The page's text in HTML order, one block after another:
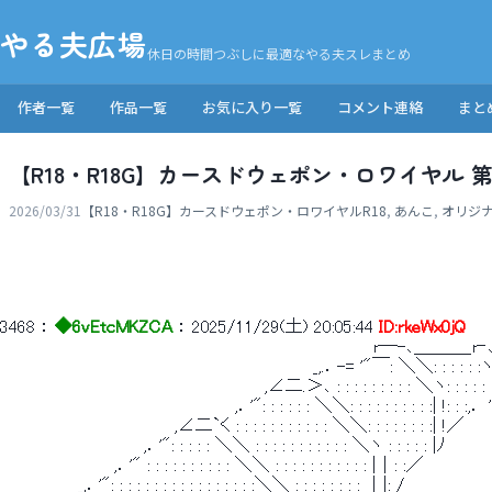
やる夫広場休日の時間つぶしに最適なやる夫スレまとめ
作者一覧 作品一覧 お気に入り一覧 コメント連絡 まと
【R18・R18G】カースドウェポン・ロワイヤル
2026/03/31 【R18・R18G】カースドウェポン・ロワイヤルR18, あんこ, オリジ
3468 ： ◆6vEtcMKZCA ： 2025/11/29(土) 20:05:44 ID:rkeWx0jQ
r―-､＿＿＿_r‐､＿
_,.．-= '"￣: ＼＼: : : : : :ヽヽ: : :
,∠二.＞､ : : : : : : : : : ＼ヽ: : : : : | |,
,．'": : : : : : ＼＼: : : : : : : : : :| !: : :,．
,∠二`く : : : : : : : : : : : ＼＼: : : : : : : :| !／
,．'": : : : : ＼＼ : : : : : : : : : : : ＼ヽ : : : : : |ﾉ　　　　　　　　
,．'" : : : : : : : : : : ＼＼ : : : : : : : :
_,．'": : : : : : : : : : : : : : : : :＼＼ : : : : : : : : ｜|: /　　　　　　　　